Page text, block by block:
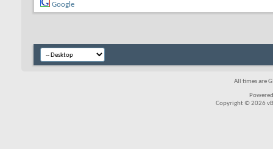
Google
All times are
Copyright © 2026